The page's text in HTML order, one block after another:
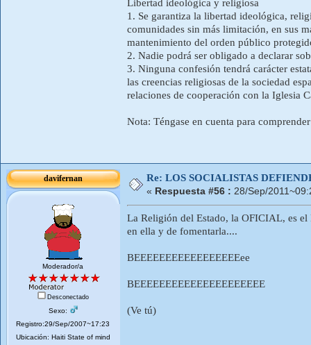
Libertad ideológica y religiosa
1. Se garantiza la libertad ideológica,
comunidades sin más limitación, en sus
mantenimiento del orden público
2. Nadie podrá ser obligado a declarar
3. Ninguna confesión tendrá carácter
las creencias religiosas de la sociedad
relaciones de cooperación con la Iglesia
Nota: Téngase en cuenta para
davifernan
Moderador/a
Desconectado
Sexo:
Registro:29/Sep/2007~17:23
Ubicación: Haiti State of mind
Re: LOS SOCIALISTAS
« Respuesta #56 : 28/Sep/
La Religión del Estado, la OFICIAL, es el
en ella y de fomentarla....
BEEEEEEEEEEEEEEEEEee
BEEEEEEEEEEEEEEEEEEEEE
(Ve tú)